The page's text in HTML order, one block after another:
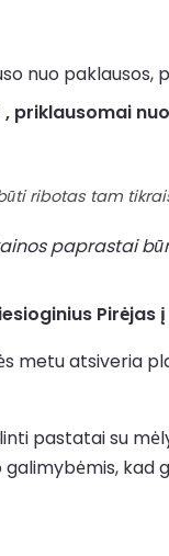
nuo paklausos,
priklausomai
ribotas tam
paprastai
Pirėjas
metu
pastatai su
kad